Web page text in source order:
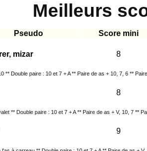
Meilleurs
Pseudo Score mini
mizar 8
** Double paire : 10 et 7 + A ** Paire de as + 10, 7, 6 **
8
** Double paire : 10 et 7 + A ** Paire de as + V, 10, 7 **
9